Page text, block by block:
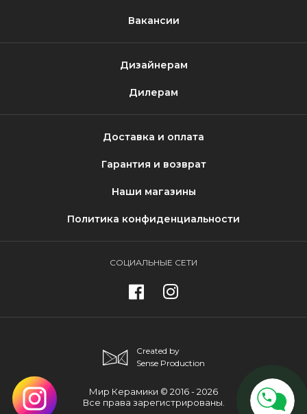
Вакансии
Дизайнерам
Дилерам
Доставка и оплата
Гарантия и возврат
Наши магазины
Политика конфиденциальности
СОЦИАЛЬНЫЕ СЕТИ
Мир Керамики © 2016 - 2026
Все права зарегистрированы.
Created by
Sense Production